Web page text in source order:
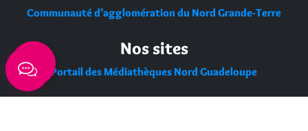
Communauté d’agglomération du Nord Grande-Terre
Nos sites
Portail des Médiathèques Nord Guadeloupe